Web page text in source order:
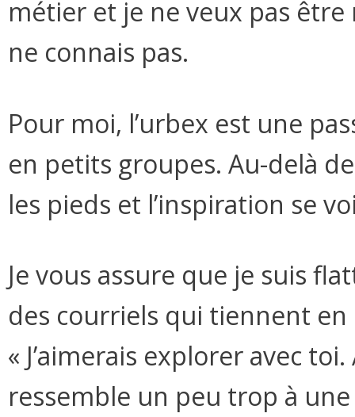
métier et je ne veux pas
ne connais pas.
Pour moi, l’urbex est une
en petits groupes. Au-delà
les pieds et l’inspiration se
Je vous assure que je suis
des courriels qui tiennent
« J’aimerais explorer avec
ressemble un peu trop à